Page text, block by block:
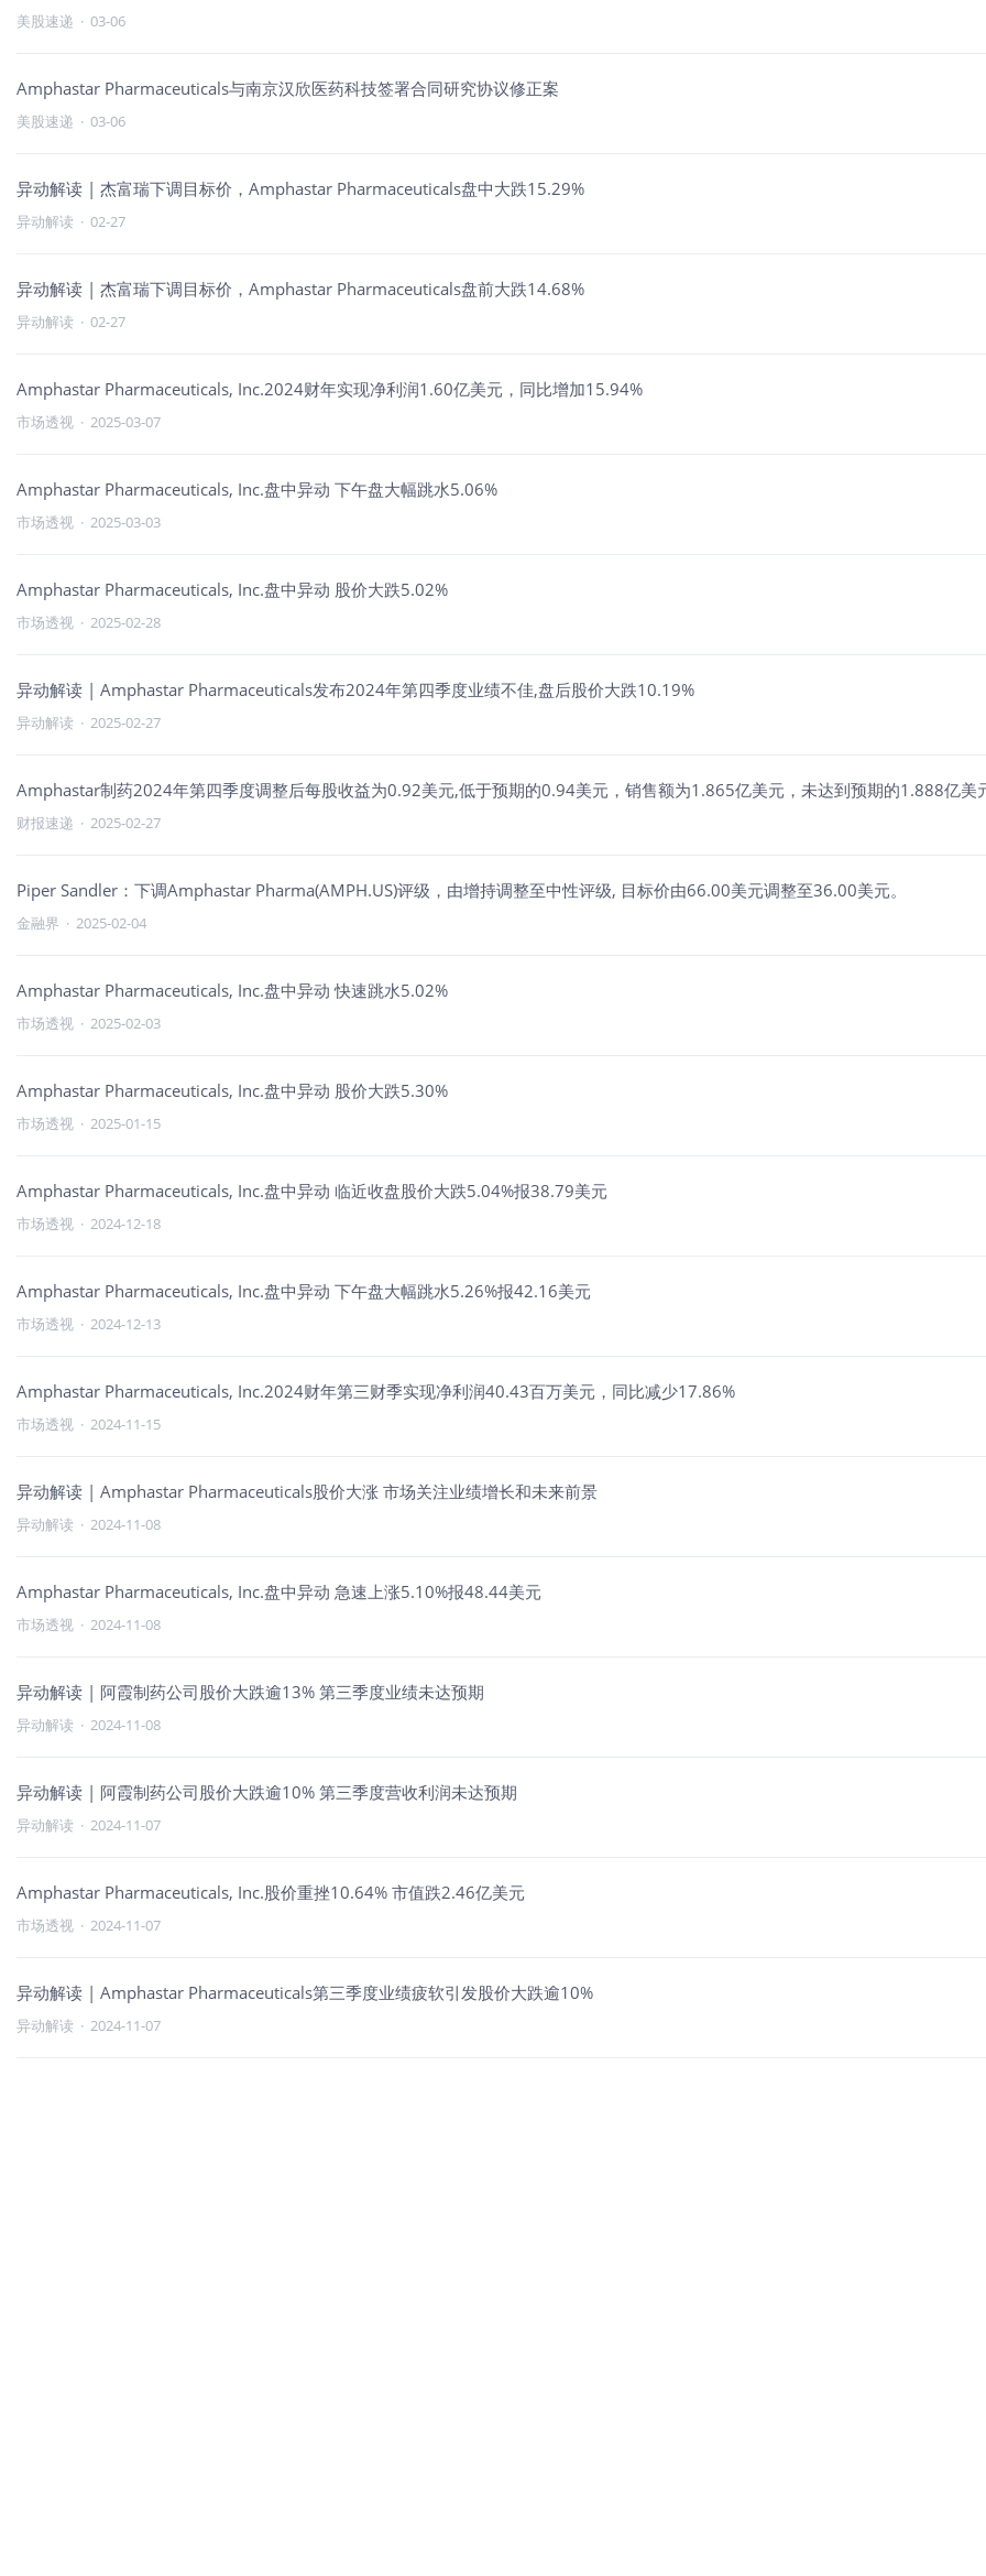
美股速递 · 03-06
Amphastar Pharmaceuticals与南京汉欣医药科技签署合同研究协议修正案
美股速递 · 03-06
异动解读 | 杰富瑞下调目标价，Amphastar Pharmaceuticals盘中大跌15.29%
异动解读 · 02-27
异动解读 | 杰富瑞下调目标价，Amphastar Pharmaceuticals盘前大跌14.68%
异动解读 · 02-27
Amphastar Pharmaceuticals, Inc.2024财年实现净利润1.60亿美元，同比增加15.94%
市场透视 · 2025-03-07
Amphastar Pharmaceuticals, Inc.盘中异动 下午盘大幅跳水5.06%
市场透视 · 2025-03-03
Amphastar Pharmaceuticals, Inc.盘中异动 股价大跌5.02%
市场透视 · 2025-02-28
异动解读 | Amphastar Pharmaceuticals发布2024年第四季度业绩不佳,盘后股价大跌10.19%
异动解读 · 2025-02-27
Amphastar制药2024年第四季度调整后每股收益为0.92美元,低于预期的0.94美元，销售额为1.865亿美元，未达到预期的1.888亿美
财报速递 · 2025-02-27
Piper Sandler：下调Amphastar Pharma(AMPH.US)评级，由增持调整至中性评级, 目标价由66.00美元调整至36.00美元。
金融界 · 2025-02-04
Amphastar Pharmaceuticals, Inc.盘中异动 快速跳水5.02%
市场透视 · 2025-02-03
Amphastar Pharmaceuticals, Inc.盘中异动 股价大跌5.30%
市场透视 · 2025-01-15
Amphastar Pharmaceuticals, Inc.盘中异动 临近收盘股价大跌5.04%报38.79美元
市场透视 · 2024-12-18
Amphastar Pharmaceuticals, Inc.盘中异动 下午盘大幅跳水5.26%报42.16美元
市场透视 · 2024-12-13
Amphastar Pharmaceuticals, Inc.2024财年第三财季实现净利润40.43百万美元，同比减少17.86%
市场透视 · 2024-11-15
异动解读 | Amphastar Pharmaceuticals股价大涨 市场关注业绩增长和未来前景
异动解读 · 2024-11-08
Amphastar Pharmaceuticals, Inc.盘中异动 急速上涨5.10%报48.44美元
市场透视 · 2024-11-08
异动解读 | 阿霞制药公司股价大跌逾13% 第三季度业绩未达预期
异动解读 · 2024-11-08
异动解读 | 阿霞制药公司股价大跌逾10% 第三季度营收利润未达预期
异动解读 · 2024-11-07
Amphastar Pharmaceuticals, Inc.股价重挫10.64% 市值跌2.46亿美元
市场透视 · 2024-11-07
异动解读 | Amphastar Pharmaceuticals第三季度业绩疲软引发股价大跌逾10%
异动解读 · 2024-11-07